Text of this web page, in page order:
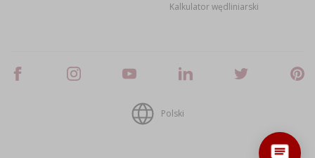
Kalkulator wędliniarski
Polski